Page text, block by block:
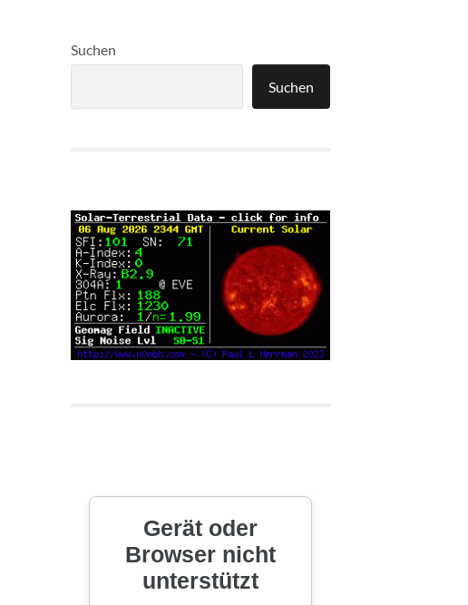
Suchen
Suchen